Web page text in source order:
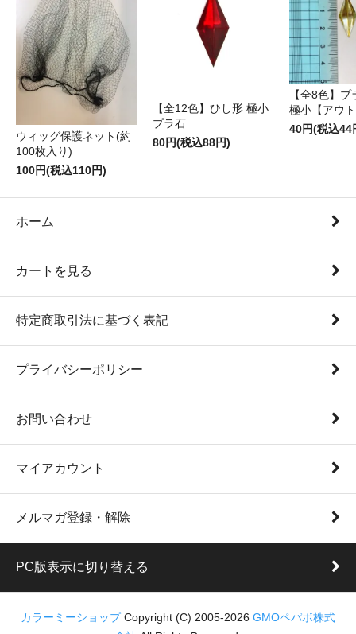
ウィッグ保護ネット(約
100枚入り)
100円(税込110円)
【全12色】ひし形 極小
プラ石
80円(税込88円)
【全8色】
極小【アウ
40円(税込44
ホーム
カートを見る
特定商取引法に基づく表記
プライバシーポリシー
お問い合わせ
マイアカウント
メルマガ登録・解除
PC版表示に切り替える
カラーミーショップ Copyright (C) 2005-2026 GMOペパボ株式